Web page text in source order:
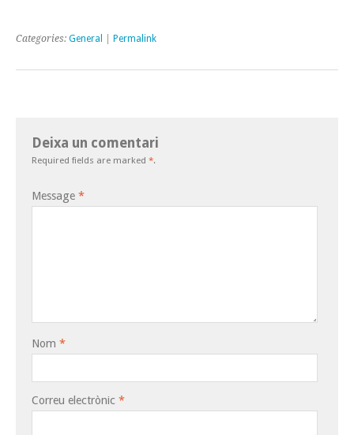
Categories: General Permalink
Deixa un comentari
Required fields are marked *.
Message *
Nom *
Correu electrònic *